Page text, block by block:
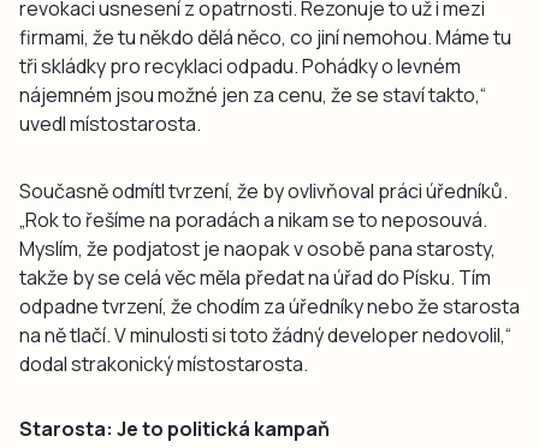
revokaci usnesení z opatrnosti. Rezonuje to už i mezi
firmami, že tu někdo dělá něco, co jiní nemohou. Máme tu
tři skládky pro recyklaci odpadu. Pohádky o levném
nájemném jsou možné jen za cenu, že se staví takto,“
uvedl místostarosta.
Současně odmítl tvrzení, že by ovlivňoval práci úředníků.
„Rok to řešíme na poradách a nikam se to neposouvá.
Myslím, že podjatost je naopak v osobě pana starosty,
takže by se celá věc měla předat na úřad do Písku. Tím
odpadne tvrzení, že chodím za úředníky nebo že starosta
na ně tlačí. V minulosti si toto žádný developer nedovolil,“
dodal strakonický místostarosta.
Starosta: Je to politická kampaň